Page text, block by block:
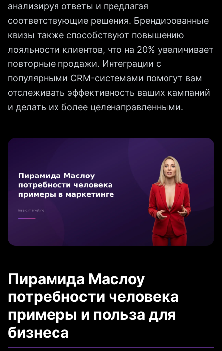
анализируя ответы и предлагая
соответствующие решения. Брендированные
квизы также способствуют повышению
лояльности клиентов, что на 20% увеличивает
повторные продажи. Интеграции с
популярными CRM-системами помогут вам
отслеживать эффективность ваших кампаний
и делать их более целенаправленными.
Пирамида Маслоу
потребности человека
примеры и польза для
бизнеса